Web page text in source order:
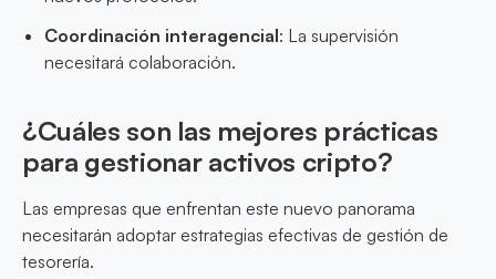
Coordinación interagencial: La supervisión
necesitará colaboración.
¿Cuáles son las mejores prácticas
para gestionar activos cripto?
Las empresas que enfrentan este nuevo panorama
necesitarán adoptar estrategias efectivas de gestión de
tesorería.